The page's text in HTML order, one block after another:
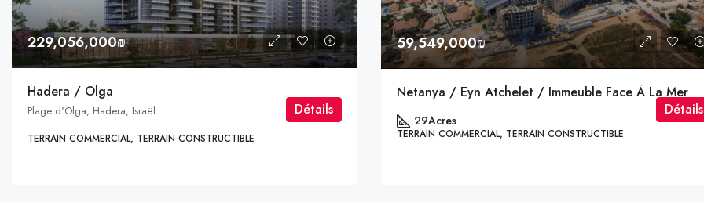
229,056,000₪
Hadera / Olga
Plage d'Olga, Hadera, Israël
TERRAIN COMMERCIAL, TERRAIN CONSTRUCTIBLE
Détails
59,549,000₪
Netanya / Eyn Atchelet / Immeuble Face À La Mer
29Acres
TERRAIN COMMERCIAL, TERRAIN CONSTRUCTIBLE
Détails